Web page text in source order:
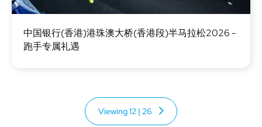
中国银行(香港)港珠澳大桥(香港段)半马拉松2026 -
跑手专属礼遇
Viewing12 | 26